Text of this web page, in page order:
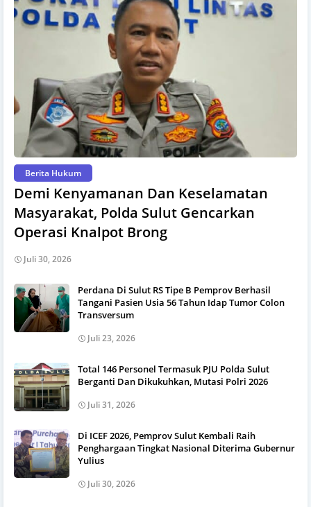
Berita Hukum
Demi Kenyamanan Dan Keselamatan
Masyarakat, Polda Sulut Gencarkan
Operasi Knalpot Brong
Juli 30, 2026
Perdana Di Sulut RS Tipe B Pemprov Berhasil
Tangani Pasien Usia 56 Tahun Idap Tumor Colon
Transversum
Juli 23, 2026
Total 146 Personel Termasuk PJU Polda Sulut
Berganti Dan Dikukuhkan, Mutasi Polri 2026
Juli 31, 2026
Di ICEF 2026, Pemprov Sulut Kembali Raih
Penghargaan Tingkat Nasional Diterima Gubernur
Yulius
Juli 30, 2026